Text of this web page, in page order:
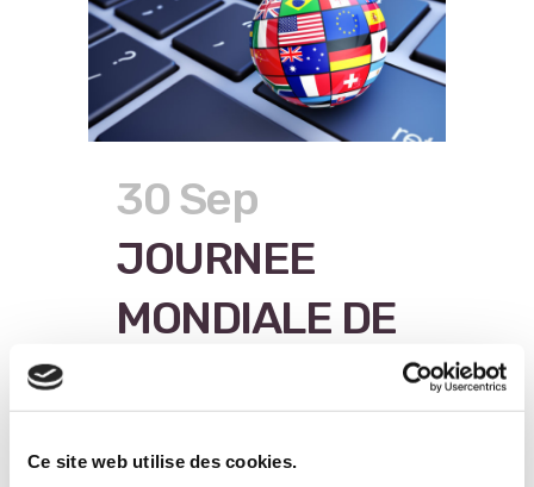
Ce site web utilise des cookies.
30 Sep
JOURNEE
MONDIALE DE